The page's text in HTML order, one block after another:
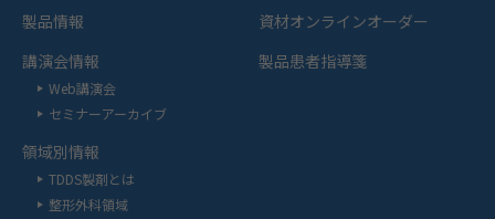
製品情報
講演会情報
Web講演会
セミナーアーカイブ
領域別情報
TDDS製剤とは
整形外科領域
資材オンラインオーダー
製品患者指導箋